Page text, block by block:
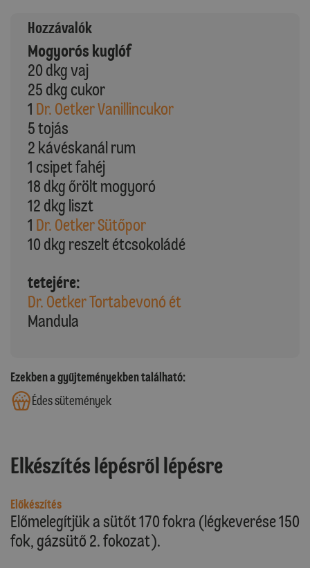
Hozzávalók
Mogyorós kuglóf
20 dkg vaj
25 dkg cukor
1 Dr. Oetker Vanillincukor
5 tojás
2 kávéskanál rum
1 csipet fahéj
18 dkg őrölt mogyoró
12 dkg liszt
1 Dr. Oetker Sütőpor
10 dkg reszelt étcsokoládé
tetejére:
Dr. Oetker Tortabevonó ét
Mandula
Ezekben a gyűjteményekben található:
Édes sütemények
Elkészítés lépésről lépésre
Előkészítés
Előmelegítjük a sütőt 170 fokra (légkeverése 150
fok, gázsütő 2. fokozat).